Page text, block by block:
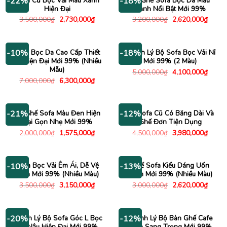
Hiện Đại
3,500,000₫ Giá
gốc
2,730,000₫Giá
hiện
2,730,000₫.
Xanh Nổi Bật Mới 99%
3,200,000₫ Giá
gốc
2,620,000₫Giá
hiện
-10%
Sofa Bọc Da Cao Cấp Thiết
Kế Hiện Đại Mới 99% (Nhiều
Mẫu)
7,000,000₫ Giá
gốc
6,300,000₫Giá
hiện
6,300,000₫.
-18%
Thanh Lý Bộ Sofa Bọc Vải Nỉ
Mới 99% (2 Màu)
5,000,000₫ Giá
gốc
4,100,000₫Giá
hiện
-21%
Bộ Ghế Sofa Màu Đen Hiện
Đại Gọn Nhẹ Mới 99%
2,000,000₫ Giá
gốc
1,575,000₫Giá
hiện
1,575,000₫.
-12%
Bộ Sofa Cũ Có Băng Dài Và
Ghế Đơn Tiện Dụng
4,500,000₫ Giá
gốc
3,980,000₫Giá
hiện
-10%
Sofa Bọc Vải Êm Ái, Dễ Vệ
Sinh Mới 99% (Nhiều Màu)
3,500,000₫ Giá
gốc
3,150,000₫Giá
hiện
3,150,000₫.
-13%Ghế Sofa Kiểu Dáng Uốn
Lượn Mới 99% (Nhiều Màu)
3,000,000₫ Giá
gốc
2,620,000₫Giá
hiện
-20%
Thanh Lý Bộ Sofa Góc L Bọc
-12%
Thanh Lý Bộ Bàn Ghế Cafe